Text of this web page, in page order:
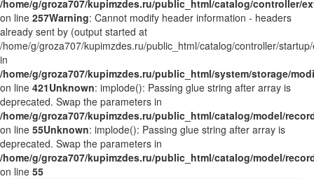
/home/g/groza707/kupimzdes.ru/public_html/catalog/controller/
on line 257Warning: Cannot modify header information - headers
already sent by (output started at
/home/g/groza707/kupimzdes.ru/public_html/catalog/controller/
in
/home/g/groza707/kupimzdes.ru/public_html/system/storage/
on line 421Unknown: implode(): Passing glue string after array is
deprecated. Swap the parameters in
/home/g/groza707/kupimzdes.ru/public_html/catalog/model/
on line 55Unknown: implode(): Passing glue string after array is
deprecated. Swap the parameters in
/home/g/groza707/kupimzdes.ru/public_html/catalog/model/
on line 55